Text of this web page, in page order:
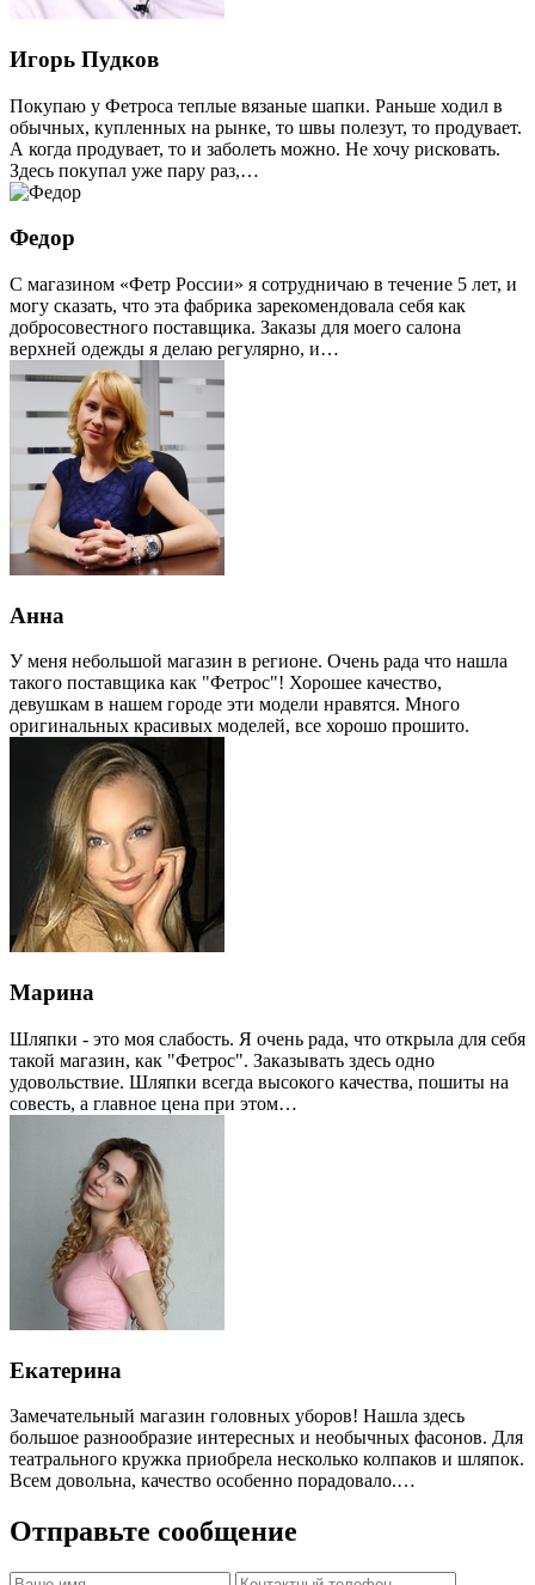
Игорь Пудков
Покупаю у Фетроса теплые вязаные шапки. Раньше ходил в
обычных, купленных на рынке, то швы полезут, то продувает.
А когда продувает, то и заболеть можно. Не хочу рисковать.
Здесь покупал уже пару раз,…
Федор
С магазином «Фетр России» я сотрудничаю в течение 5 лет, и
могу сказать, что эта фабрика зарекомендовала себя как
добросовестного поставщика. Заказы для моего салона
верхней одежды я делаю регулярно, и…
Анна
У меня небольшой магазин в регионе. Очень рада что нашла
такого поставщика как "Фетрос"! Хорошее качество,
девушкам в нашем городе эти модели нравятся. Много
оригинальных красивых моделей, все хорошо прошито.
Марина
Шляпки - это моя слабость. Я очень рада, что открыла для себя
такой магазин, как "Фетрос". Заказывать здесь одно
удовольствие. Шляпки всегда высокого качества, пошиты на
совесть, а главное цена при этом…
Екатерина
Замечательный магазин головных уборов! Нашла здесь
большое разнообразие интересных и необычных фасонов. Для
театрального кружка приобрела несколько колпаков и шляпок.
Всем довольна, качество особенно порадовало.…
Отправьте сообщение